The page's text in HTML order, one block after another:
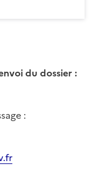
du dossier :
: